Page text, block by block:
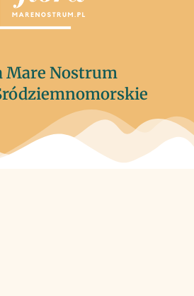
Mare Nostrum